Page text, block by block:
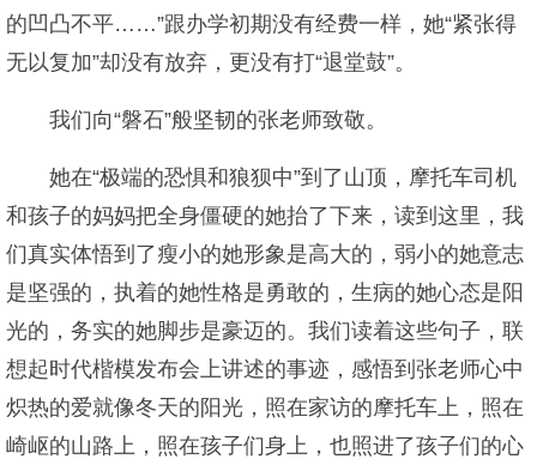
的凹凸不平……”跟办学初期没有经费一样，她“紧张得
无以复加”却没有放弃，更没有打“退堂鼓”。
我们向“磐石”般坚韧的张老师致敬。
她在“极端的恐惧和狼狈中”到了山顶，摩托车司机
和孩子的妈妈把全身僵硬的她抬了下来，读到这里，我
们真实体悟到了瘦小的她形象是高大的，弱小的她意志
是坚强的，执着的她性格是勇敢的，生病的她心态是阳
光的，务实的她脚步是豪迈的。我们读着这些句子，联
想起时代楷模发布会上讲述的事迹，感悟到张老师心中
炽热的爱就像冬天的阳光，照在家访的摩托车上，照在
崎岖的山路上，照在孩子们身上，也照进了孩子们的心